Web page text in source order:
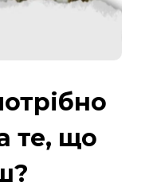
те, що